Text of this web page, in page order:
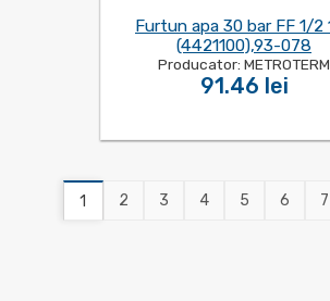
Furtun apa 30 bar FF 1/2 1 m
(4421100),93-078
Producator: METROTERM
91.46 lei
1 2 3 4 5 6 7